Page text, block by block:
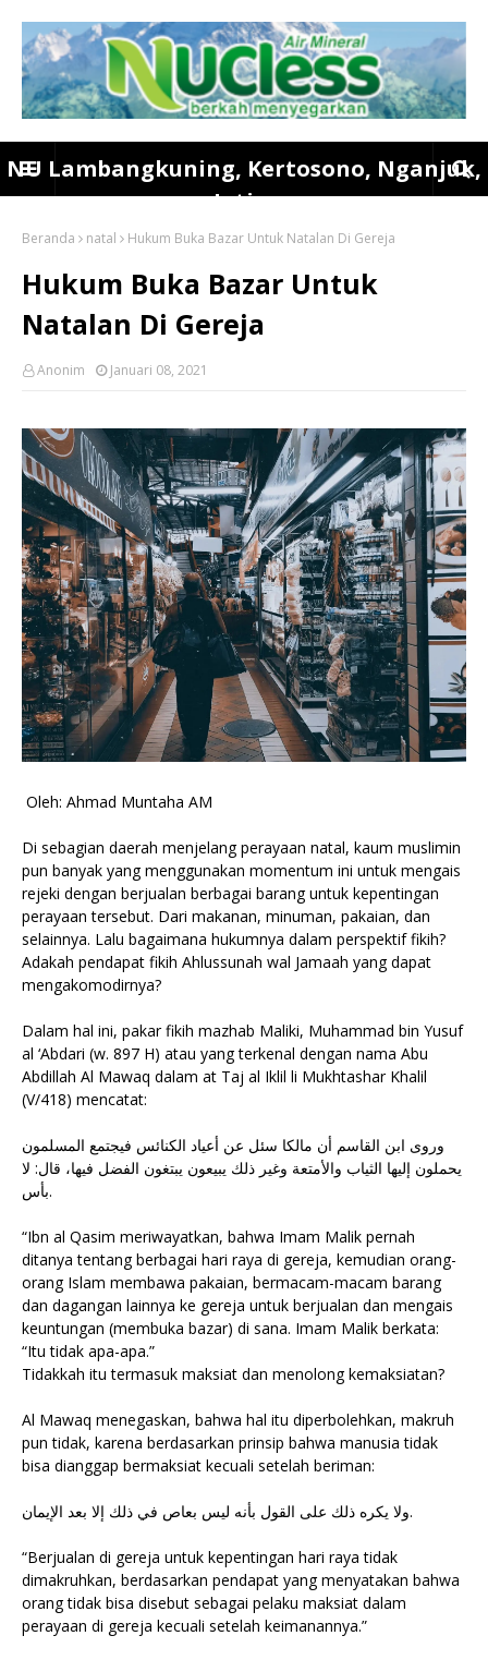
NU Lambangkuning, Kertosono, Nganjuk,
Jatim
Beranda natal Hukum Buka Bazar Untuk Natalan Di Gereja
Hukum Buka Bazar Untuk
Natalan Di Gereja
Anonim Januari 08, 2021
Oleh: Ahmad Muntaha AM
Di sebagian daerah menjelang perayaan natal, kaum muslimin
pun banyak yang menggunakan momentum ini untuk mengais
rejeki dengan berjualan berbagai barang untuk kepentingan
perayaan tersebut. Dari makanan, minuman, pakaian, dan
selainnya. Lalu bagaimana hukumnya dalam perspektif fikih?
Adakah pendapat fikih Ahlussunah wal Jamaah yang dapat
mengakomodirnya?
Dalam hal ini, pakar fikih mazhab Maliki, Muhammad bin Yusuf
al ‘Abdari (w. 897 H) atau yang terkenal dengan nama Abu
Abdillah Al Mawaq dalam at Taj al Iklil li Mukhtashar Khalil
(V/418) mencatat:
وروى ابن القاسم أن مالكا سئل عن أعياد الكنائس فيجتمع المسلمون
يحملون إليها الثياب والأمتعة وغير ذلك يبيعون يبتغون الفضل فيها، قال: لا
بأس.
“Ibn al Qasim meriwayatkan, bahwa Imam Malik pernah
ditanya tentang berbagai hari raya di gereja, kemudian orang-
orang Islam membawa pakaian, bermacam-macam barang
dan dagangan lainnya ke gereja untuk berjualan dan mengais
keuntungan (membuka bazar) di sana. Imam Malik berkata:
“Itu tidak apa-apa.”
Tidakkah itu termasuk maksiat dan menolong kemaksiatan?
Al Mawaq menegaskan, bahwa hal itu diperbolehkan, makruh
pun tidak, karena berdasarkan prinsip bahwa manusia tidak
bisa dianggap bermaksiat kecuali setelah beriman:
ولا يكره ذلك على القول بأنه ليس بعاص في ذلك إلا بعد الإيمان.
“Berjualan di gereja untuk kepentingan hari raya tidak
dimakruhkan, berdasarkan pendapat yang menyatakan bahwa
orang tidak bisa disebut sebagai pelaku maksiat dalam
perayaan di gereja kecuali setelah keimanannya.”